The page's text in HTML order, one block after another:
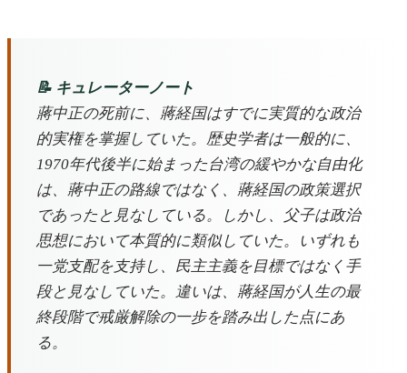
📝 キュレーターノート
蔣中正の死前に、蔣経国はすでに実質的な政治
的実権を掌握していた。歴史学者は一般的に、
1970年代後半に始まった台湾の緩やかな自由化
は、蔣中正の路線ではなく、蔣経国の政策選択
であったと見なしている。しかし、父子は政治
思想において本質的に類似していた。いずれも
一党支配を支持し、民主主義を目標ではなく手
段と見なしていた。違いは、蔣経国が人生の最
終段階で戒厳解除の一步を踏み出した点にあ
る。